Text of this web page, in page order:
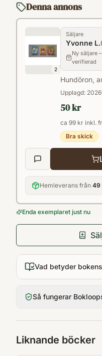
Format
Denna annons
2
Säljare
Yvonne L.
Ny säljare
verifierad
Hundöron,
Upplagd:
50 kr
ca 99 kr inkl.
Bra skick
Hemleverans från 49
Enda exemplaret just nu
Vad betyder
Så fungerar
Liknande böcker